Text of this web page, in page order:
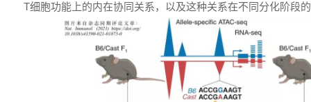
T细胞功能上的内在协同关系，以及这种关系在不同分化阶段